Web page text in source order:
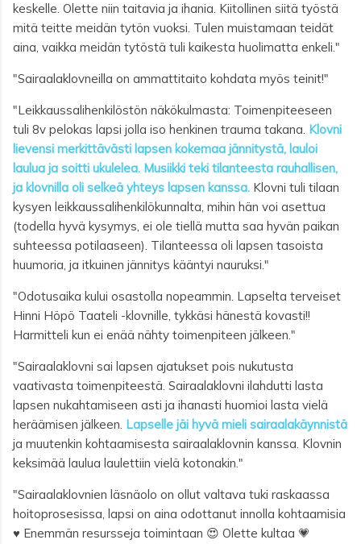
keskelle. Olette niin taitavia ja ihania. Kiitollinen siitä työstä
mitä teitte meidän tytön vuoksi. Tulen muistamaan teidät
aina, vaikka meidän tytöstä tuli kaikesta huolimatta enkeli."
"Sairaalaklovneilla on ammattitaito kohdata myös teinit!"
"Leikkaussalihenkilöstön näkökulmasta: Toimenpiteeseen
tuli 8v pelokas lapsi jolla iso henkinen trauma takana. Klovni
lievensi merkittävästi lapsen kokemaa jännitystä, lauloi
laulua ja soitti ukulelea. Musiikki teki tilanteesta rauhallisen,
ja klovnilla oli selkeä yhteys lapsen kanssa. Klovni tuli tilaan
kysyen leikkaussalihenkilökunnalta, mihin hän voi asettua
(todella hyvä kysymys, ei ole tiellä mutta saa hyvän paikan
suhteessa potilaaseen). Tilanteessa oli lapsen tasoista
huumoria, ja itkuinen jännitys kääntyi nauruksi."
"Odotusaika kului osastolla nopeammin. Lapselta terveiset
Hinni Höpö Taateli -klovnille, tykkäsi hänestä kovasti!!
Harmitteli kun ei enää nähty toimenpiteen jälkeen."
"Sairaalaklovni sai lapsen ajatukset pois nukutusta
vaativasta toimenpiteestä. Sairaalaklovni ilahdutti lasta
lapsen nukahtamiseen asti ja ihanasti huomioi lasta vielä
heräämisen jälkeen. Lapselle jäi hyvä mieli sairaalakäynnistä
ja muutenkin kohtaamisesta sairaalaklovnin kanssa. Klovnin
keksimää laulua laulettiin vielä kotonakin."
"Sairaalaklovnien läsnäolo on ollut valtava tuki raskaassa
hoitoprosesissa, lapsi on aina odottanut innolla kohtaamisia
♥️ Enemmän resursseja toimintaan 😍 Olette kultaa 💗